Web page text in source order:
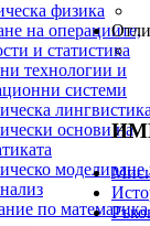
физика
на операциите,
и статистика
технологии и
системи
лингвистика
основи на
моделиране
по